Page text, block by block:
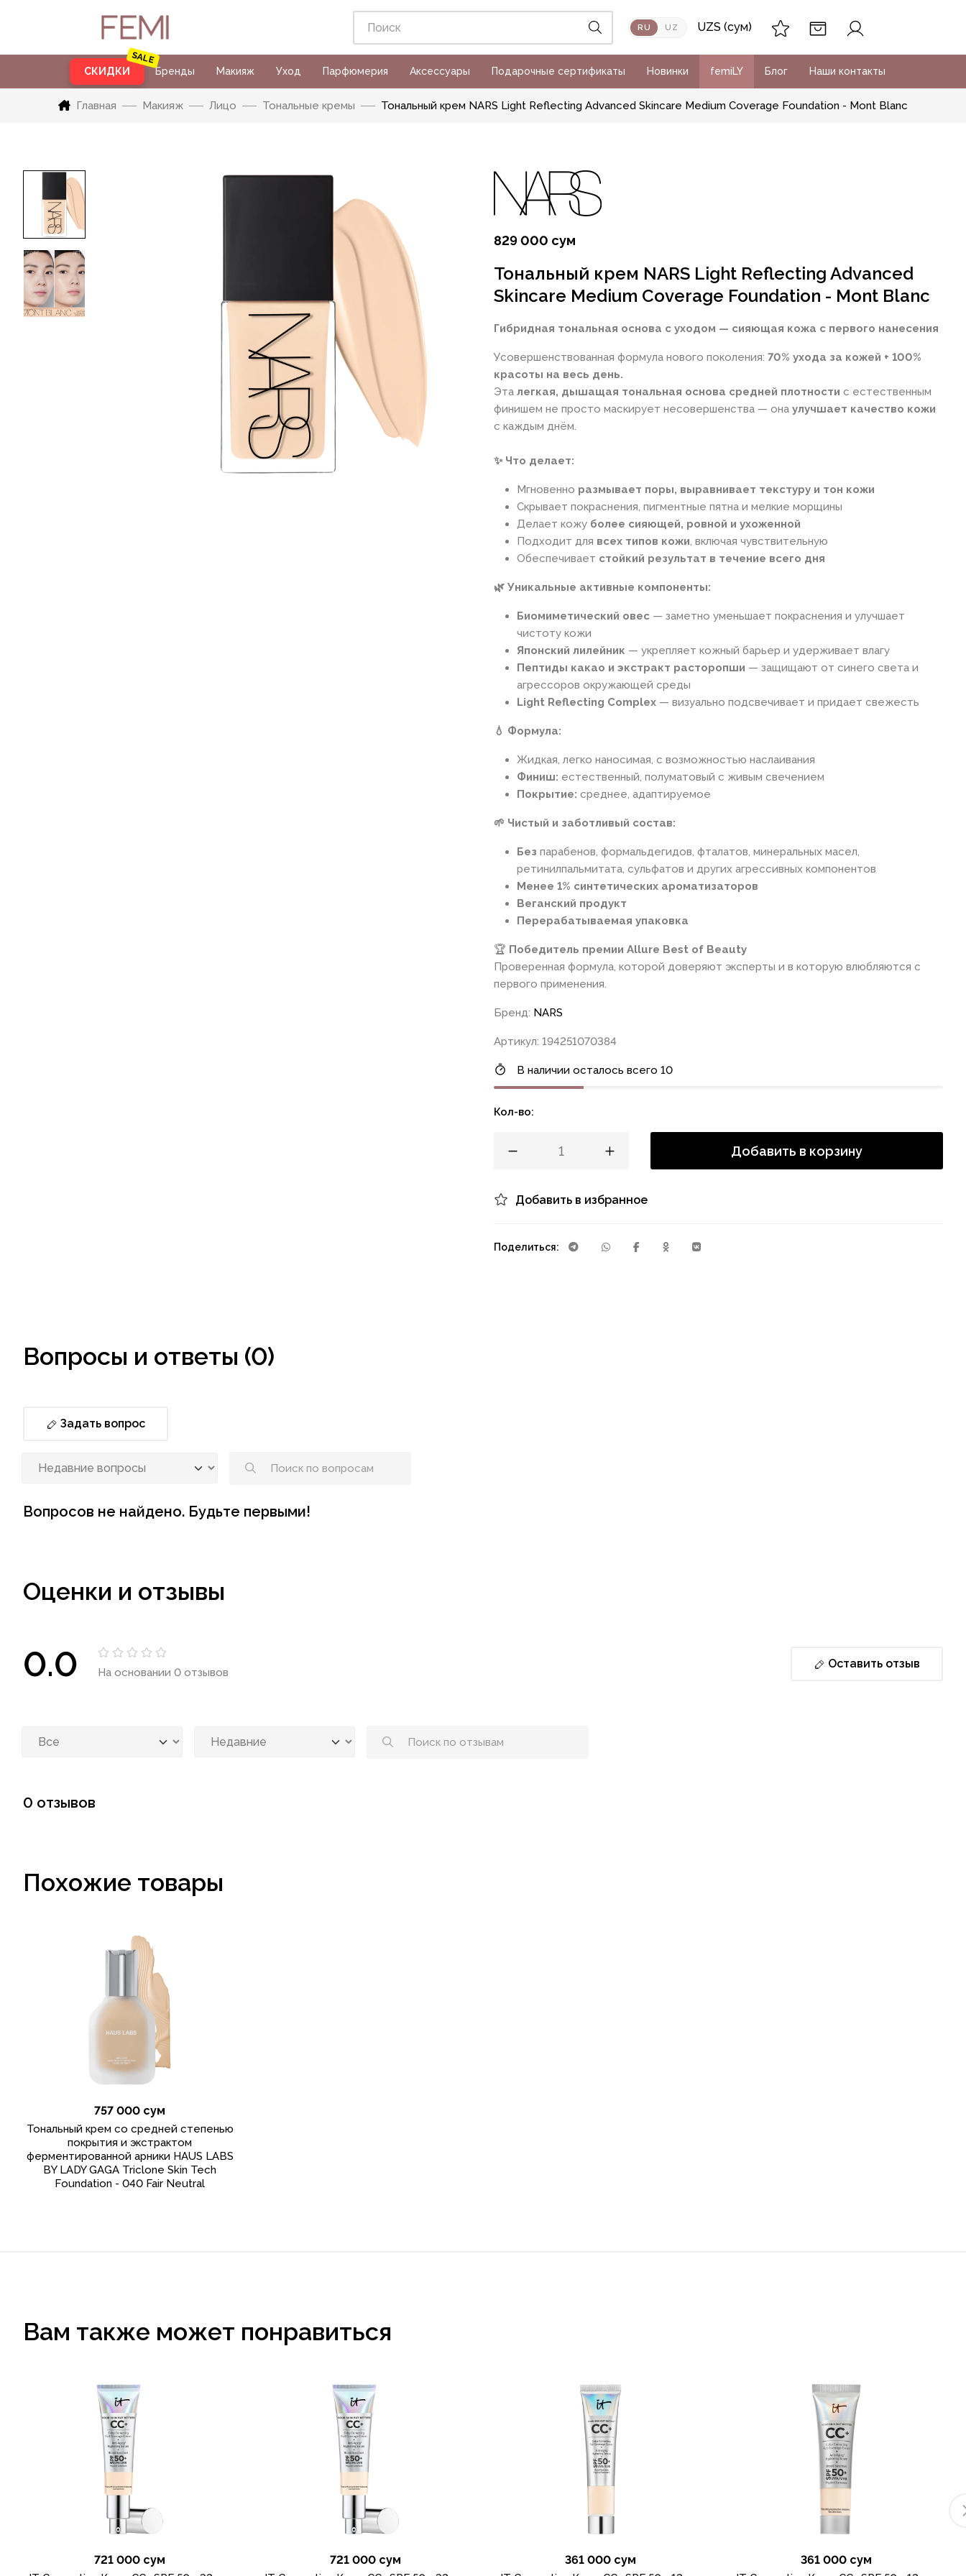
RU UZ UZS (сум)
СКИДКИ Бренды Макияж Уход Парфюмерия Аксессуары Подарочные сертификаты Новинки femiLY Блог Наши контакты
Главная Макияж Лицо Тональные кремы Тональный крем NARS Light Reflecting Advanced Skincare Medium Coverage Foundation - Mont Blanc
829 000 сум
Тональный крем NARS Light Reflecting Advanced
Skincare Medium Coverage Foundation - Mont Blanc
Гибридная тональная основа с уходом — сияющая кожа с первого нанесения
Усовершенствованная формула нового поколения: 70% ухода за кожей + 100%
красоты на весь день.
Эта легкая, дышащая тональная основа средней плотности с естественным
финишем не просто маскирует несовершенства — она улучшает качество кожи
с каждым днём.
✨ Что делает:
Мгновенно размывает поры, выравнивает текстуру и тон кожи
Скрывает покраснения, пигментные пятна и мелкие морщины
Делает кожу более сияющей, ровной и ухоженной
Подходит для всех типов кожи, включая чувствительную
Обеспечивает стойкий результат в течение всего дня
🌿 Уникальные активные компоненты:
Биомиметический овес — заметно уменьшает покраснения и улучшает
чистоту кожи
Японский лилейник — укрепляет кожный барьер и удерживает влагу
Пептиды какао и экстракт расторопши — защищают от синего света и
агрессоров окружающей среды
Light Reflecting Complex — визуально подсвечивает и придает свежесть
💧 Формула:
Жидкая, легко наносимая, с возможностью наслаивания
Финиш: естественный, полуматовый с живым свечением
Покрытие: среднее, адаптируемое
🌱 Чистый и заботливый состав:
Без парабенов, формальдегидов, фталатов, минеральных масел,
ретинилпальмитата, сульфатов и других агрессивных компонентов
Менее 1% синтетических ароматизаторов
Веганский продукт
Перерабатываемая упаковка
🏆 Победитель премии Allure Best of Beauty
Проверенная формула, которой доверяют эксперты и в которую влюбляются с
первого применения.
Бренд: NARS
Артикул: 194251070384
В наличии осталось всего 10
Кол-во:
Добавить в корзину
Добавить в избранное
Поделиться:
Вопросы и ответы (0)
Задать вопрос
Вопросов не найдено. Будьте первыми!
Оценки и отзывы
0.0 На основании 0 отзывов
Оставить отзыв
0 отзывов
Похожие товары
757 000 сум
Тональный крем со средней степенью
покрытия и экстрактом
ферментированной арники HAUS LABS
BY LADY GAGA Triclone Skin Tech
Foundation - 040 Fair Neutral
Вам также может понравиться
721 000 сум 721 000 сум 361 000 сум 361 000 сум